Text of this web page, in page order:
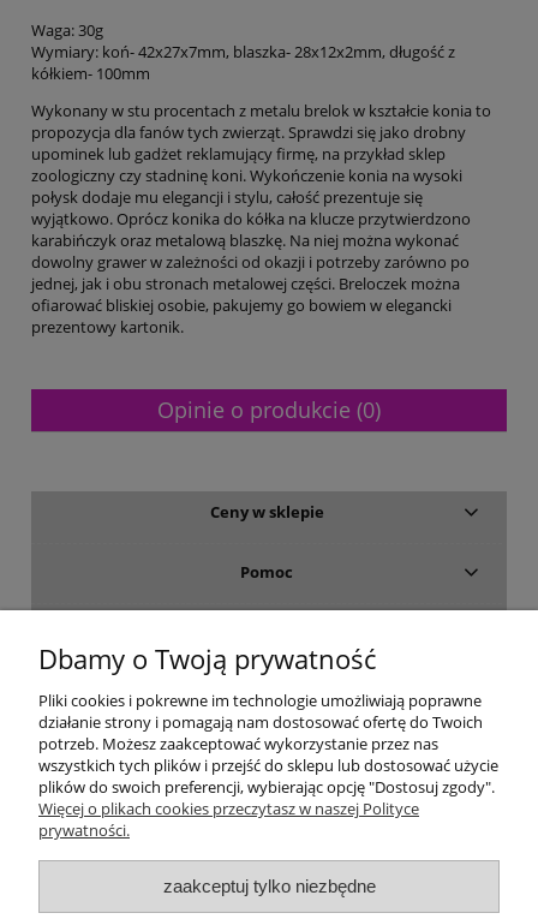
Waga: 30g
Wymiary: koń- 42x27x7mm, blaszka- 28x12x2mm, długość z
kółkiem- 100mm
Wykonany w stu procentach z metalu brelok w kształcie konia to
propozycja dla fanów tych zwierząt. Sprawdzi się jako drobny
upominek lub gadżet reklamujący firmę, na przykład sklep
zoologiczny czy stadninę koni. Wykończenie konia na wysoki
połysk dodaje mu elegancji i stylu, całość prezentuje się
wyjątkowo. Oprócz konika do kółka na klucze przytwierdzono
karabińczyk oraz metalową blaszkę. Na niej można wykonać
dowolny grawer w zależności od okazji i potrzeby zarówno po
jednej, jak i obu stronach metalowej części. Breloczek można
ofiarować bliskiej osobie, pakujemy go bowiem w elegancki
prezentowy kartonik.
Opinie o produkcie (0)
Ceny w sklepie
Pomoc
Moje konto
Gwarancja i zwroty
O firmie
Dbamy o Twoją prywatność
Pliki cookies i pokrewne im technologie umożliwiają poprawne
działanie strony i pomagają nam dostosować ofertę do Twoich
potrzeb. Możesz zaakceptować wykorzystanie przez nas
wszystkich tych plików i przejść do sklepu lub dostosować użycie
plików do swoich preferencji, wybierając opcję "Dostosuj zgody".
Więcej o plikach cookies przeczytasz w naszej Polityce
prywatności.
zaakceptuj tylko niezbędne